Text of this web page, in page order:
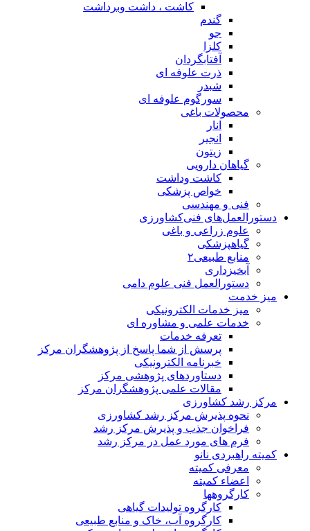
کاشت ، داشت وبرداشت
گندم
جو
کلزا
آفتابگردان
ذرت علوفه ای
شبدر
سورگوم علوفه ای
محصولات باغی
انار
انجیر
زیتون
گیاهان دارویی
کاشت وداشت
خواص پزشکی
فنی و مهندسی
دستورالعمل‌های فنی‌کشاورزی
علوم زراعی و باغی
گیاهپزشکی
منابع طبیعی۲
آبخیزداری
دستورالعمل فنی علوم دامی
میز خدمت
میز خدمات الکترونیکی
خدمات علمی و مشاوره ای
تعرفه خدمات
پرسش از شما پاسخ از پژوهشگران مرکز
خبرنامه الکترونیکی
دستاوردهای پژوهشی مرکز
مقالات علمی پژوهشگران مرکز
مرکز رشد کشاورزی
نحوه پذیرش مرکز رشد کشاورزی
فراخوان جذب و پذیرش مرکز رشد
فرم های مورد عمل در مرکز رشد
کمیته راهبردی نانو
معرفی کمیته
اعضاء کمیته
کارگروه‏ها
کارگروه تولیدات گیاهی
کارگروه آب، خاک و منابع طبیعی